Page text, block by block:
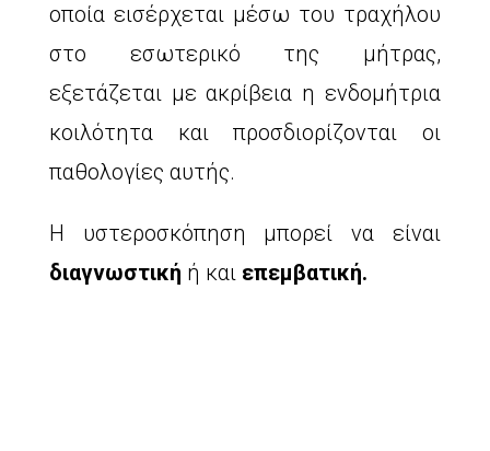
οποία εισέρχεται μέσω του τραχήλου
στο εσωτερικό της μήτρας,
εξετάζεται με ακρίβεια η ενδομήτρια
κοιλότητα και προσδιορίζονται οι
παθολογίες αυτής.
Η υστεροσκόπηση μπορεί να είναι
διαγνωστική ή και επεμβατική.